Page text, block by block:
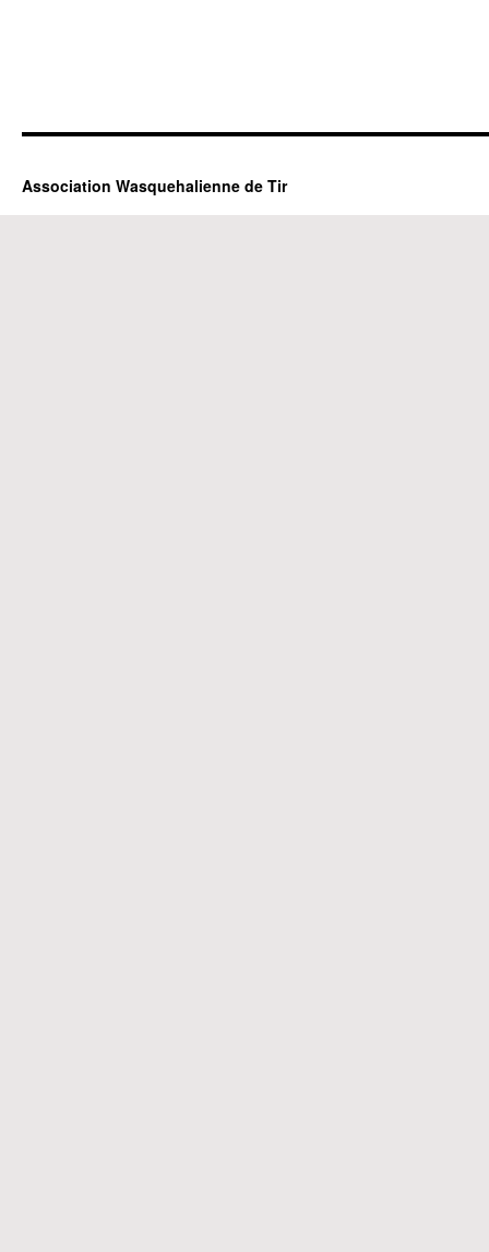
Association Wasquehalienne de Tir